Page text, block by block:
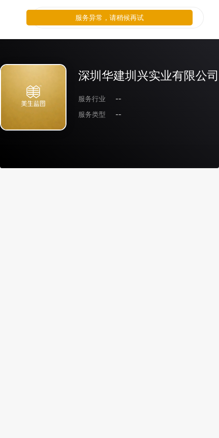
深圳华建圳兴实业有限公司
服务行业
--
服务类型
--
服务异常，请稍候再试